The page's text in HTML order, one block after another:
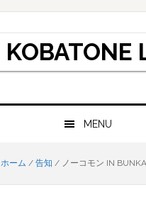
KOBATONE
MENU
ホーム / 告知 /ノーコモン IN